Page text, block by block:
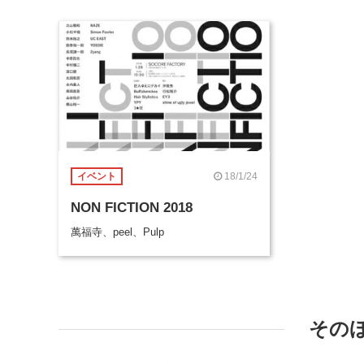
イベント 18/1/24
NON FICTION 2018
萬福寺、peel、Pulp
その